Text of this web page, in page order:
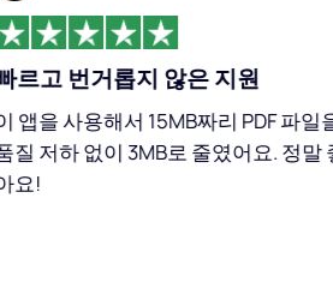
번거롭지 않은 지원
사용해서 15MB짜리 PDF 파일을
하 없이 3MB로 줄였어요. 정말 좋